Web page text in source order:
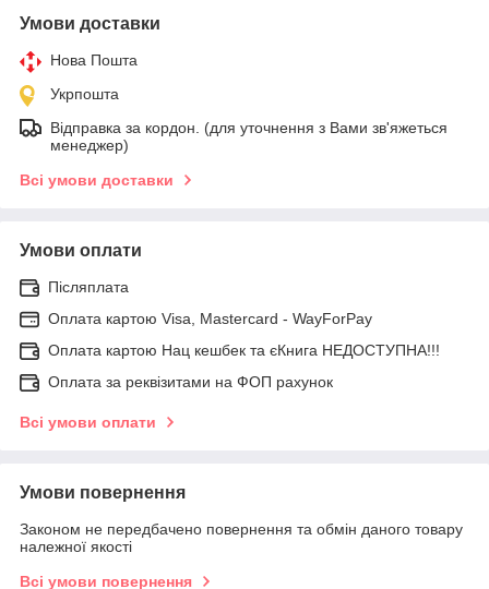
Умови доставки
Нова Пошта
Укрпошта
Відправка за кордон. (для уточнення з Вами зв'яжеться
менеджер)
Всі умови доставки
Умови оплати
Післяплата
Оплата картою Visa, Mastercard - WayForPay
Оплата картою Нац кешбек та єКнига НЕДОСТУПНА!!!
Оплата за реквізитами на ФОП рахунок
Всі умови оплати
Умови повернення
Законом не передбачено повернення та обмін даного товару
належної якості
Всі умови повернення